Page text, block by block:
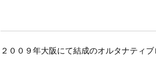
２００９年大阪にて結成のオルタナティブ